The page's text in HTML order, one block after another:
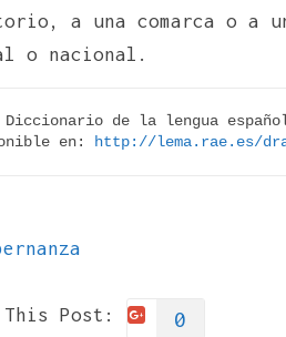
a una comarca o a
o nacional.
Diccionario de la lengua
en:
http://lema.rae.es/
This Post: 0